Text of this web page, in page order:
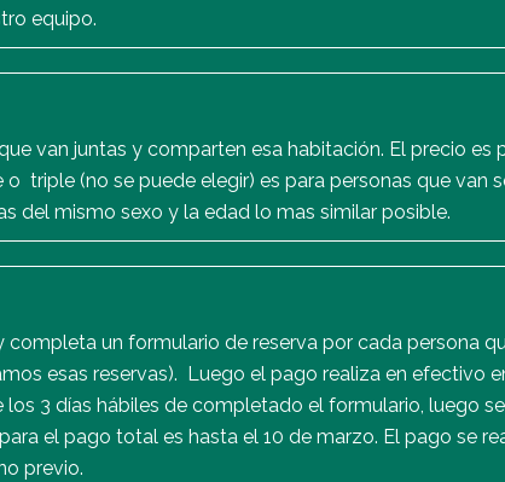
equipo.
van juntas y comparten esa habitación. El precio es
triple (no se puede elegir) es para personas que van
del mismo sexo y la edad lo mas similar posible.
un formulario de reserva por cada persona
esas reservas). Luego el pago realiza en efectivo
3 días hábiles de completado el formulario, luego
el pago total es hasta el 10 de marzo. El pago se
previo.